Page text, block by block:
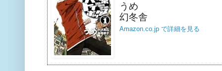
うめ
幻冬舎
Amazon.co.jp で詳細を見る